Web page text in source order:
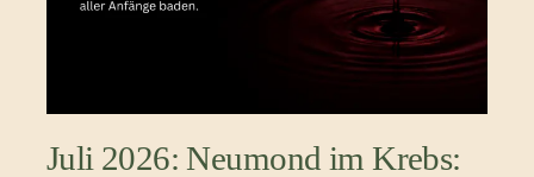
Juli 2026: Neumond im Krebs: